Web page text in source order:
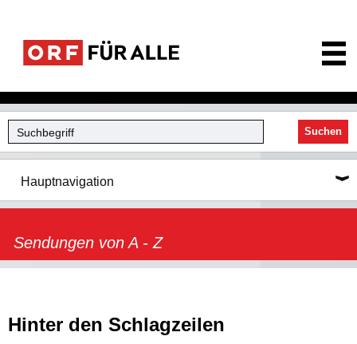
Suchen
Hauptnavigation
Sendungen von A - Z
Hinter den Schlagzeilen